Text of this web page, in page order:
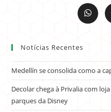
Notícias Recentes
Medellín se consolida como a
Decolar chega à Privalia com
parques da Disney